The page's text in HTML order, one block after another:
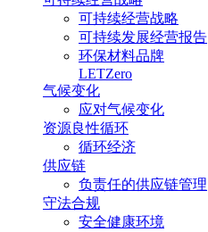
可持续经营战略
可持续发展经营报告​
环保材料品牌
LETZero
气候变化
应对气候变化
资源良性循环
循环经济
供应链
负责任的供应链管理
守法合规
安全健康环境